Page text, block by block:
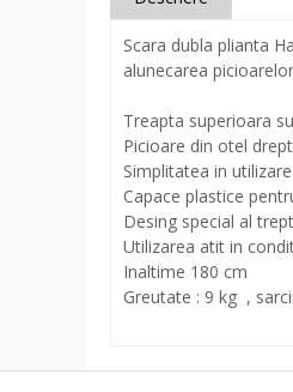
Scara dubla plianta
alunecarea
Treapta superioara
Picioare din otel
Simplitatea in utilizare
Capace plastice
Desing special al
Utilizarea atit in
Inaltime 180 cm
Greutate : 9 kg ,